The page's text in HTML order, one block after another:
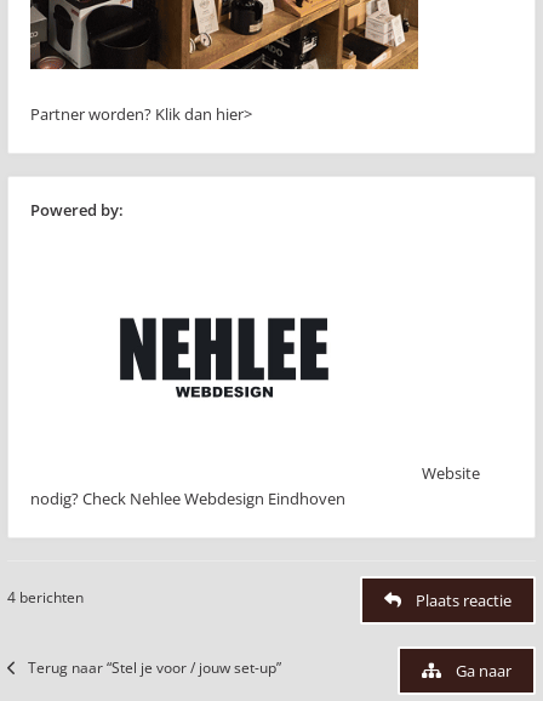
Partner worden? Klik dan hier>
Powered by:
Website
nodig? Check Nehlee Webdesign Eindhoven
4 berichten Plaats reactie
Terug naar “Stel je voor / jouw set-up” Ga naar